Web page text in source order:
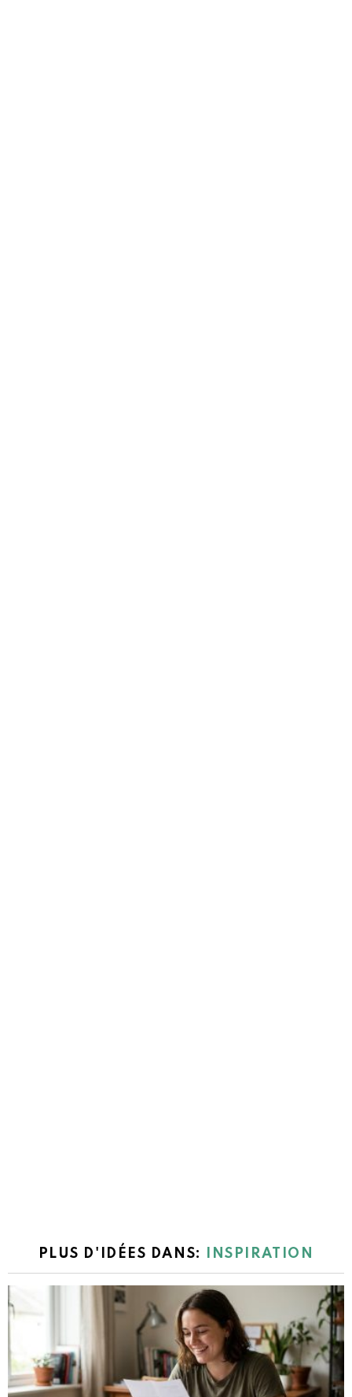
PLUS D'IDÉES DANS: INSPIRATION